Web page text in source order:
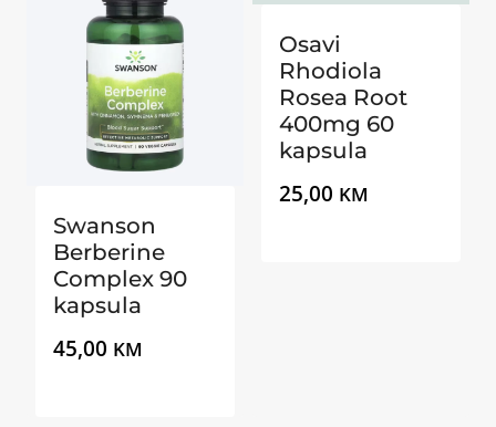
29,00 KM.
25,00 KM.
Swanson
Berberine
Complex 90
kapsula
45,00 KM
Osavi
Rhodiola
Rosea Root
400mg 60
kapsula
25,00 KM